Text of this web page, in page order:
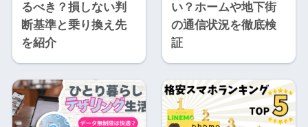
るべき？損しない判
断基準と乗り換え先
を紹介
い？ホームや地下街
の通信状況を徹底検
証